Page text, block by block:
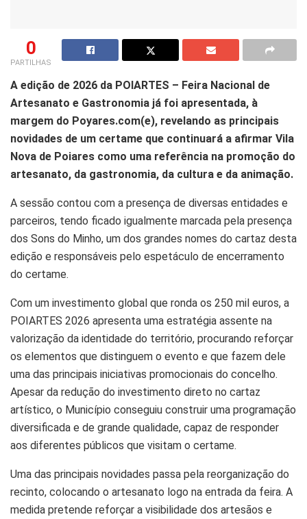
0
PARTILHAS
A edição de 2026 da POIARTES – Feira Nacional de
Artesanato e Gastronomia já foi apresentada, à
margem do Poyares.com(e), revelando as principais
novidades de um certame que continuará a afirmar Vila
Nova de Poiares como uma referência na promoção do
artesanato, da gastronomia, da cultura e da animação.
A sessão contou com a presença de diversas entidades e
parceiros, tendo ficado igualmente marcada pela presença
dos Sons do Minho, um dos grandes nomes do cartaz desta
edição e responsáveis pelo espetáculo de encerramento
do certame.
Com um investimento global que ronda os 250 mil euros, a
POIARTES 2026 apresenta uma estratégia assente na
valorização da identidade do território, procurando reforçar
os elementos que distinguem o evento e que fazem dele
uma das principais iniciativas promocionais do concelho.
Apesar da redução do investimento direto no cartaz
artístico, o Município conseguiu construir uma programação
diversificada e de grande qualidade, capaz de responder
aos diferentes públicos que visitam o certame.
Uma das principais novidades passa pela reorganização do
recinto, colocando o artesanato logo na entrada da feira. A
medida pretende reforçar a visibilidade dos artesãos e